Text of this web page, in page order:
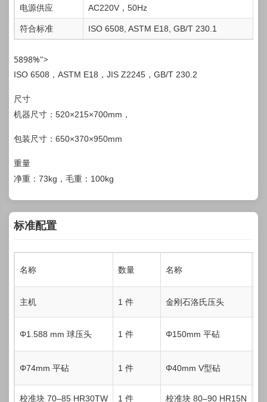
电源供应 AC220V，50Hz
符合标准 ISO 6508, ASTM E18, GB/T 230.1
5898%">
ISO 6508，ASTM E18，JIS Z2245，GB/T 230.2
尺寸
机器尺寸：520×215×700mm，
包装尺寸：650×370×950mm
重量
净重：73kg，毛重：100kg
标准配置
名称 数量 名称
主机 1 件 金刚石洛氏压头
Φ1.588 mm 球压头 1 件 Φ150mm 平砧
Φ74mm 平砧 1 件 Φ40mm V型砧
校准块 70–85 HR30TW 1 件 校准块 80–90 HR15N